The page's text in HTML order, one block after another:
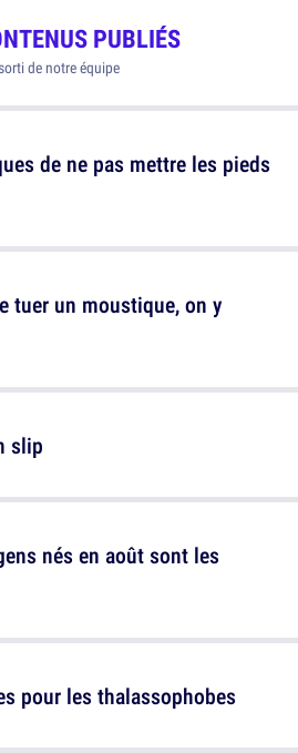
PUBLIÉS
de notre équipe
de ne pas mettre les pieds
slip
pour les thalassophobes
tuer un moustique, on y
nés en août sont les